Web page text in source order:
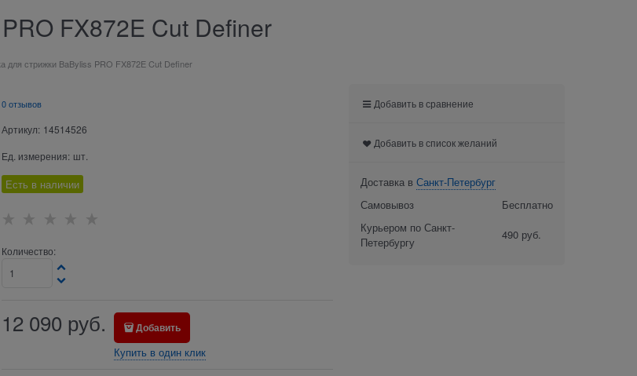
FX872E Cut Definer
для стрижки BaByliss PRO FX872E Cut Definer
0 отзывов
Артикул: 14514526
Ед. измерения: шт.
Есть в наличии
Количество:
12 090 руб. Добавить
Купить в один клик
Добавить в сравнение
Добавить в список желаний
Доставка в Санкт-Петербург
Самовывоз
Бесплатно
Курьером по Санкт-
Петербургу
490 руб.